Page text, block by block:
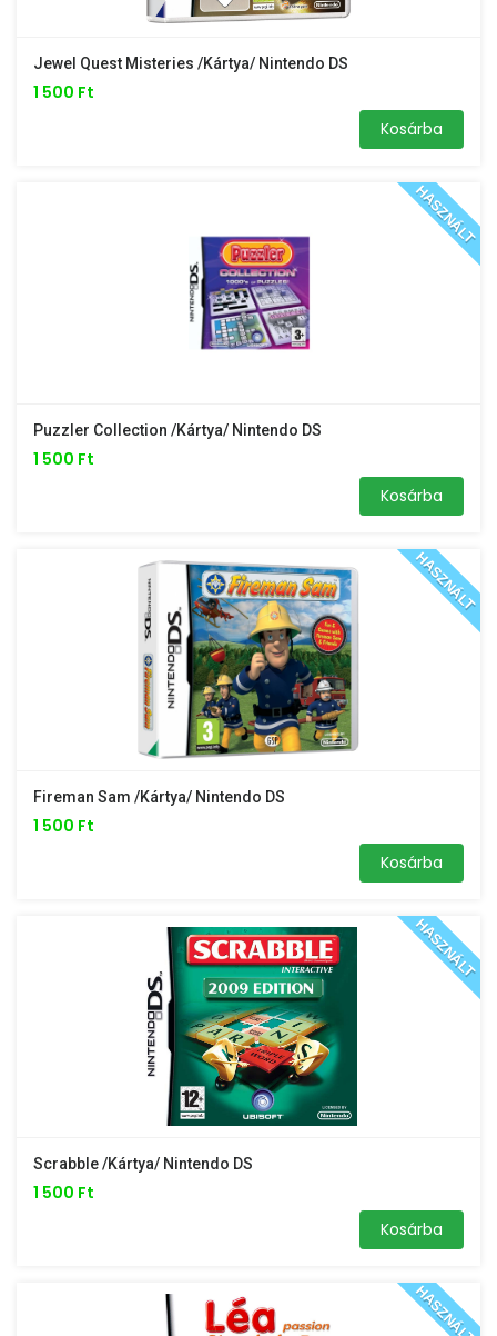
Jewel Quest Misteries /kártya/ Nintendo DS
1 500 Ft
Kosárba
HASZNÁLT
Puzzler Collection /kártya/ Nintendo DS
1 500 Ft
Kosárba
HASZNÁLT
Fireman Sam /kártya/ Nintendo DS
1 500 Ft
Kosárba
HASZNÁLT
Scrabble /kártya/ Nintendo DS
1 500 Ft
Kosárba
HASZNÁLT